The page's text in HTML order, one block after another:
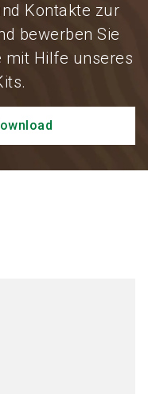
Kontakte zur
bewerben Sie
mit Hilfe unseres